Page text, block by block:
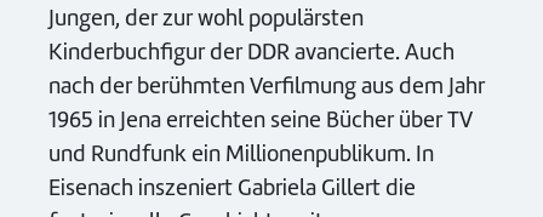
Jungen, der zur wohl populärsten
Kinderbuchfigur der DDR avancierte. Auch
nach der berühmten Verfilmung aus dem Jahr
1965 in Jena erreichten seine Bücher über TV
und Rundfunk ein Millionenpublikum. In
Eisenach inszeniert Gabriela Gillert die